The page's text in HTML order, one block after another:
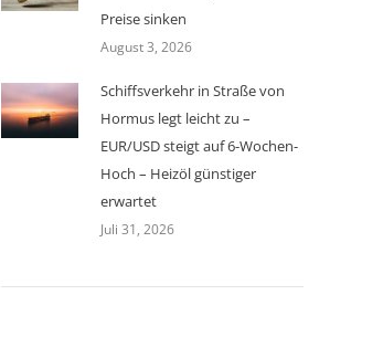
Preise sinken
August 3, 2026
Schiffsverkehr in Straße von
Hormus legt leicht zu –
EUR/USD steigt auf 6-Wochen-
Hoch – Heizöl günstiger
erwartet
Juli 31, 2026